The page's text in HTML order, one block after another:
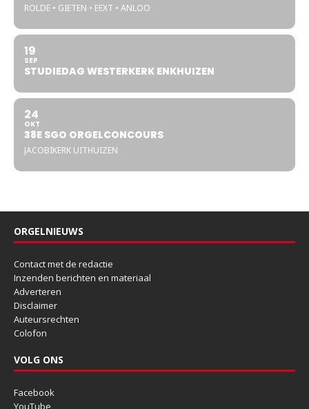
ROLDE • GIETEN • EEXT • ANLOO
19
SEP
STUDIEDAG WESTERKERK ENKHUIZEN
24
OKT
38E SGO ORGELCONCOURS
JACOBIKERK UITHUIZEN
ORGELNIEUWS
Contact met de redactie
Inzenden berichten en materiaal
Adverteren
Disclaimer
Auteursrechten
Colofon
VOLG ONS
Facebook
YouTube